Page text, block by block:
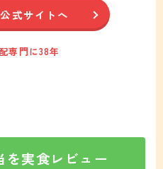
式サイトへ
専門に38年
を実食レビュー